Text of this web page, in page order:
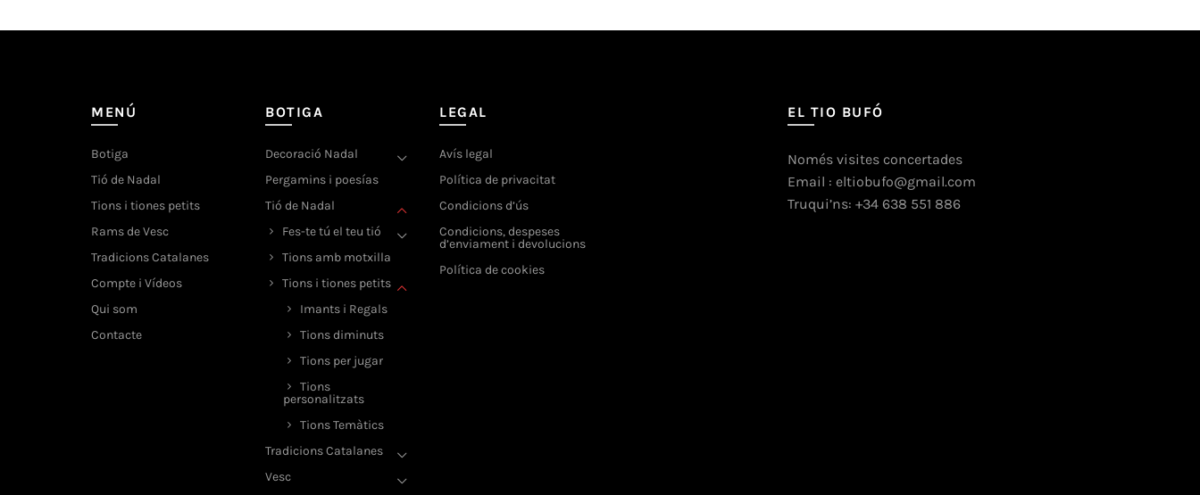
MENÚ
Botiga
Tió de Nadal
Tions i tiones petits
Rams de Vesc
Tradicions Catalanes
Compte i Vídeos
Qui som
Contacte
BOTIGA
Decoració Nadal
Pergamins i poesías
Tió de Nadal
Fes-te tú el teu tió
Tions amb motxilla
Tions i tiones petits
Imants i Regals
Tions diminuts
Tions per jugar
Tions
personalitzats
Tions Temàtics
Tradicions Catalanes
Vesc
LEGAL
Avís legal
Política de privacitat
Condicions d’ús
Condicions, despeses
d’enviament i devolucions
Política de cookies
EL TIO BUFÓ
Només visites concertades
Email : eltiobufo@gmail.com
Truqui’ns: +34 638 551 886